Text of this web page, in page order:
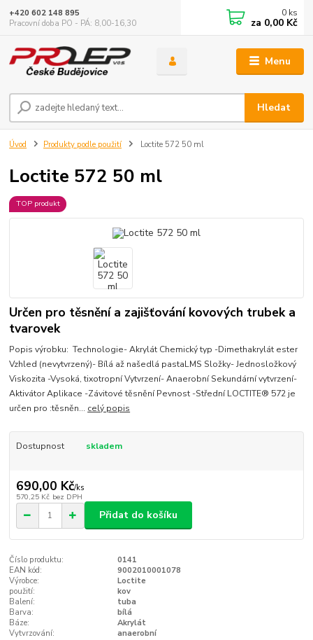
Menu
Hledat
+420 602 148 895
Pracovní doba PO - PÁ: 8,00-16,30
0 ks
za 0,00 Kč
Úvod Produkty podle použití Loctite 572 50 ml
Loctite 572 50 ml
TOP produkt
Určen pro těsnění a zajišťování kovových trubek a
tvarovek
Popis výrobku: Technologie- Akrylát Chemický typ -Dimethakrylát ester
Vzhled (nevytvrzený)- Bílá až našedlá pastaLMS Složky- Jednosložkový
Viskozita -Vysoká, tixotropní Vytvrzení- Anaerobní Sekundární vytvrzení-
Aktivátor Aplikace -Závitové těsnění Pevnost -Střední LOCTITE® 572 je
určen pro :těsněn... celý popis
Dostupnost skladem
690,00 Kč/ks
570,25 Kč bez DPH
Přidat do košíku
Číslo produktu:
0141
EAN kód:
9002010001078
Výrobce:
Loctite
použití:
kov
Balení:
tuba
Barva:
bílá
Báze:
Akrylát
Vytvrzování:
anaerobní